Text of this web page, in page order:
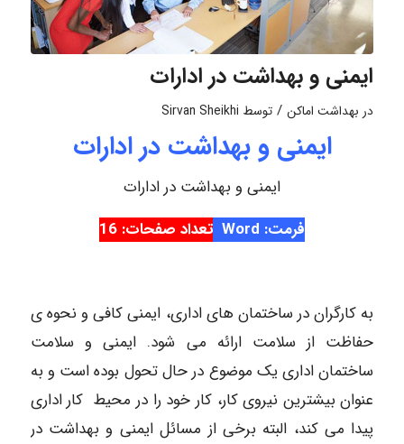
ایمنی و بهداشت در ادارات
در بهداشت اماکن / توسط Sirvan Sheikhi
ایمنی و بهداشت در ادارات
ایمنی و بهداشت در ادارات
فرمت: Word
تعداد صفحات: 16
به کارگران در ساختمان های اداری، ایمنی کافی و نحوه ی
حفاظت از سلامت ارائه می شود. ایمنی و سلامت
ساختمان اداری یک موضوع در حال تحول بوده است و به
عنوان بیشترین نیروی کار، کار خود را در محیط کار اداری
پیدا می کند، البته برخی از مسائل ایمنی و بهداشت در